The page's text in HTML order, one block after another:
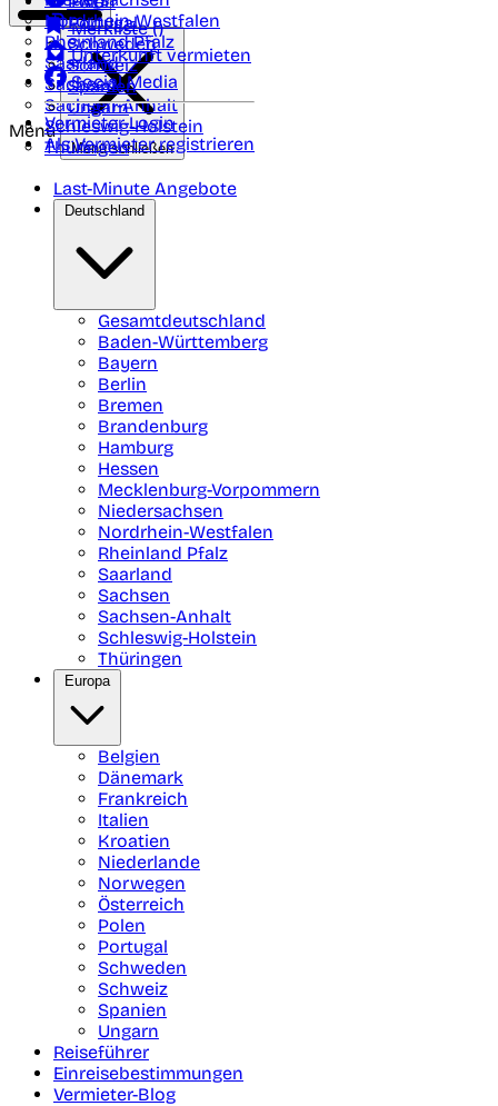
Nordrhein-Westfalen
Rheinland Pfalz
Saarland
Sachsen
Sachsen-Anhalt
Schleswig-Holstein
Thüringen
Portugal
Schweden
Schweiz
Spanien
Ungarn
Merkliste ()
Unterkunft vermieten
Social Media
Vermieter-Login
Als Vermieter registrieren
Menü
Menü schließen
Last-Minute Angebote
Deutschland
Gesamtdeutschland
Baden-Württemberg
Bayern
Berlin
Bremen
Brandenburg
Hamburg
Hessen
Mecklenburg-Vorpommern
Niedersachsen
Nordrhein-Westfalen
Rheinland Pfalz
Saarland
Sachsen
Sachsen-Anhalt
Schleswig-Holstein
Thüringen
Europa
Belgien
Dänemark
Frankreich
Italien
Kroatien
Niederlande
Norwegen
Österreich
Polen
Portugal
Schweden
Schweiz
Spanien
Ungarn
Reiseführer
Einreisebestimmungen
Vermieter-Blog